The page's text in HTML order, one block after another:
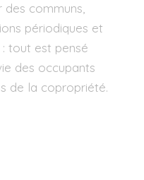
communs,
périodiques et
tout est pensé
des occupants
de la copropriété.